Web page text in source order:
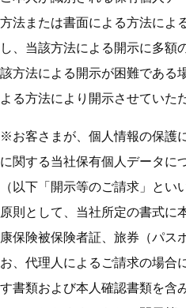
方法または書面による方法によ
し、当該方法による開示に多額
該方法による開示が困難である
よる方法により開示させていた
※お客さまが、個人情報の保護
に関する当社保有個人データ
（以下「開示等のご請求」とい
原則として、当社所定の書式に
康保険被保険者証、旅券（パス
お、代理人によるご請求の場合
す書類および本人確認書類を含